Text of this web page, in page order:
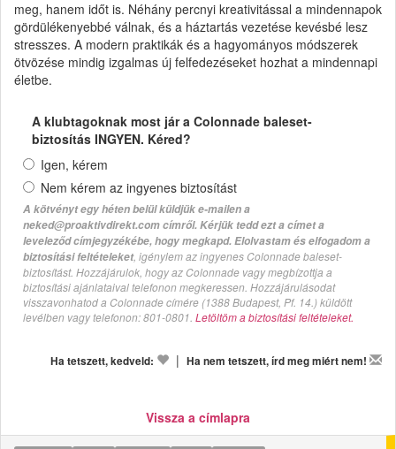
meg, hanem időt is. Néhány percnyi kreativitással a mindennapok
gördülékenyebbé válnak, és a háztartás vezetése kevésbé lesz
stresszes. A modern praktikák és a hagyományos módszerek
ötvözése mindig izgalmas új felfedezéseket hozhat a mindennapi
életbe.
A klubtagoknak most jár a Colonnade baleset-
biztosítás INGYEN. Kéred?
Igen, kérem
Nem kérem az ingyenes biztosítást
A kötvényt egy héten belül küldjük e-mailen a
neked@proaktivdirekt.com címről. Kérjük tedd ezt a címet a
leveleződ címjegyzékébe, hogy megkapd. Elolvastam és elfogadom a
biztosítási feltételeket, igénylem az ingyenes Colonnade baleset-
biztosítást. Hozzájárulok, hogy az Colonnade vagy megbízottja a
biztosítási ajánlataival telefonon megkeressen. Hozzájárulásodat
visszavonhatod a Colonnade címére (1388 Budapest, Pf. 14.) küldött
levélben vagy telefonon: 801-0801. Letöltöm a biztosítási feltételeket.
Ha tetszett, kedveld: | Ha nem tetszett, írd meg miért nem!
Vissza a címlapra